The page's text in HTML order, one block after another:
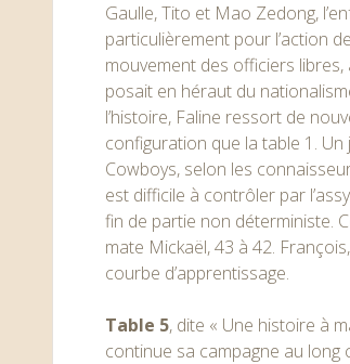
Gaulle, Tito et Mao Zedong,
particulièrement pour l’action
mouvement des officiers
posait en héraut du
l’histoire, Faline ressort de
configuration que la table 1. Un
Cowboys, selon les
est difficile à contrôler par
fin de partie non déterministe.
mate Mickaël, 43 à 42.
courbe d’apprentissage.
Table 5, dite « Une histoire à
continue sa campagne au long